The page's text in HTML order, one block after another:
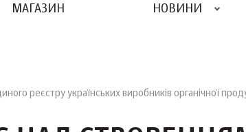
МАГАЗИН НОВИНИ
реєстру українських виробників органічної